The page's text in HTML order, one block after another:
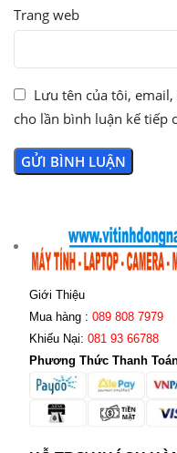
Trang web
Lưu tên của tôi,
cho lần bình luận kế tiếp
Giới Thiệu
Mua hàng : 089 808 7979
Khiếu Nại: 081 93 66788
Phương Thức Thanh